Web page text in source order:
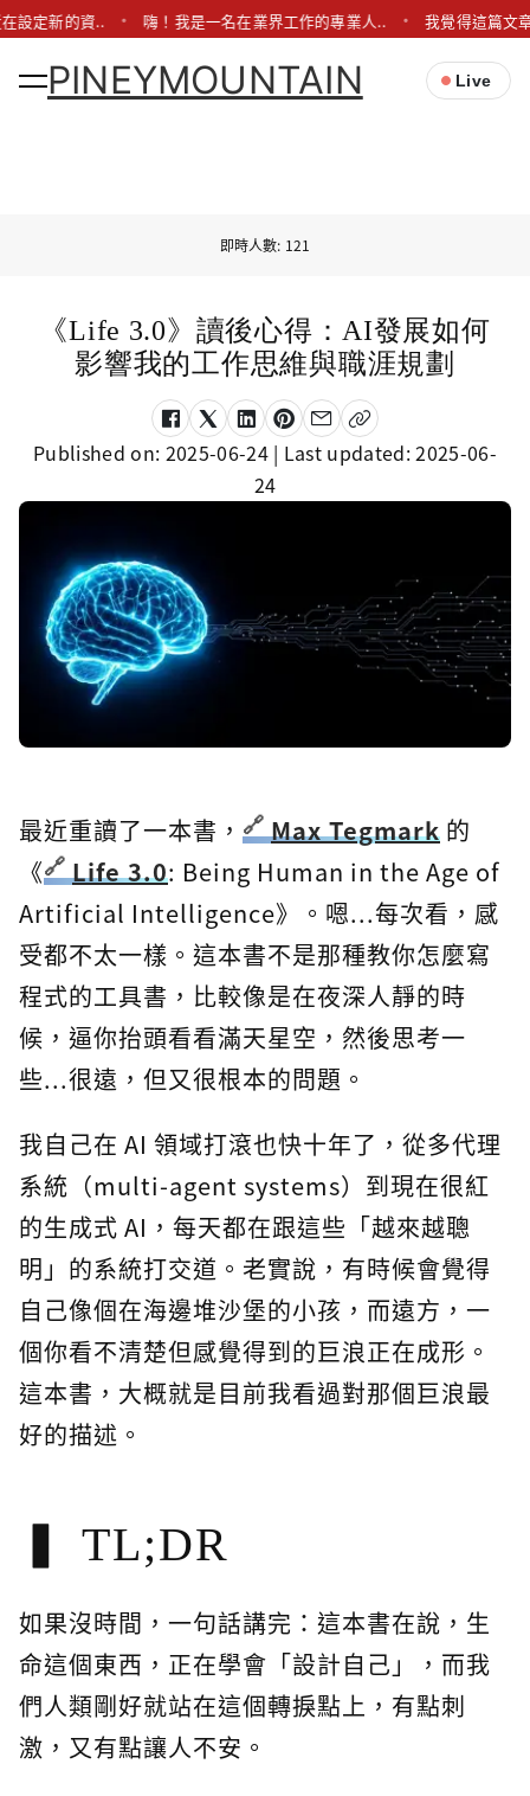
設定新的資.. 嗨！我是一名在業界工作的專業人.. 我覺得這篇文
PINEYMOUNTAIN Live
即時人數: 121
《Life 3.0》讀後心得：AI發展如何
影響我的工作思維與職涯規劃
Published on: 2025-06-24| Last updated:2025-06-
24
最近重讀了一本書， Max Tegmark 的
《
Life 3.0: Being Human in the Age of
Artificial Intelligence》。嗯...每次看，感
受都不太一樣。這本書不是那種教你怎麼寫
程式的工具書，比較像是在夜深人靜的時
候，逼你抬頭看看滿天星空，然後思考一
些...很遠，但又很根本的問題。
我自己在 AI 領域打滾也快十年了，從多代理
系統（multi-agent systems）到現在很紅
的生成式 AI，每天都在跟這些「越來越聰
明」的系統打交道。老實說，有時候會覺得
自己像個在海邊堆沙堡的小孩，而遠方，一
個你看不清楚但感覺得到的巨浪正在成形。
這本書，大概就是目前我看過對那個巨浪最
好的描述。
TL;DR
如果沒時間，一句話講完：這本書在說，生
命這個東西，正在學會「設計自己」，而我
們人類剛好就站在這個轉捩點上，有點刺
激，又有點讓人不安。